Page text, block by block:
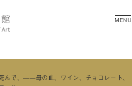
MENU
んで、——母の血、ワイン、チョコレート、